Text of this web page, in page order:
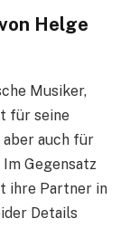
Helge
Musiker,
für seine
auch für
Gegensatz
ihre Partner in
Details